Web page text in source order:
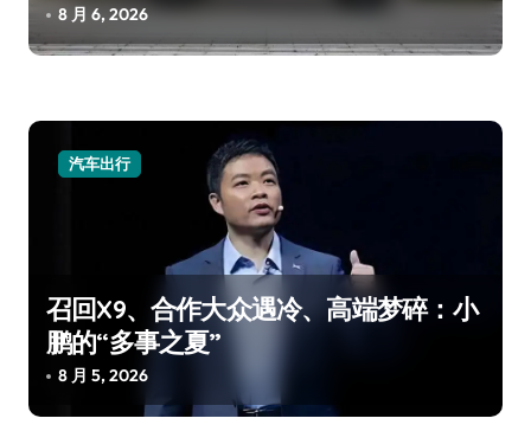
8 月 6, 2026
汽车出行
召回X9、合作大众遇冷、高端梦碎：小
鹏的“多事之夏”
8 月 5, 2026